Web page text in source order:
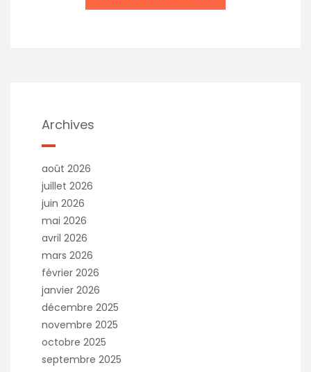
t
i
v
:
Archives
août 2026
juillet 2026
juin 2026
mai 2026
avril 2026
mars 2026
février 2026
janvier 2026
décembre 2025
novembre 2025
octobre 2025
septembre 2025